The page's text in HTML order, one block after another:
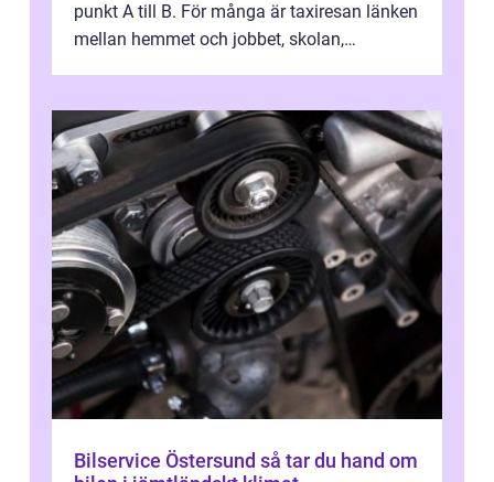
punkt A till B. För många är taxiresan länken
mellan hemmet och jobbet, skolan,
Bilservice Östersund så tar du hand om